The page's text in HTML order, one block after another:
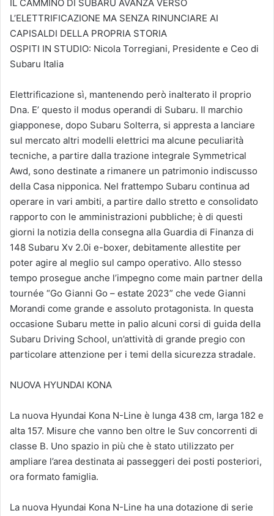
IL CAMMINO DI SUBARU AVANZA VERSO
L’ELETTRIFICAZIONE MA SENZA RINUNCIARE AI
CAPISALDI DELLA PROPRIA STORIA
OSPITI IN STUDIO: Nicola Torregiani, Presidente e Ceo di
Subaru Italia
Elettrificazione sì, mantenendo però inalterato il proprio
Dna. E’ questo il modus operandi di Subaru. Il marchio
giapponese, dopo Subaru Solterra, si appresta a lanciare
sul mercato altri modelli elettrici ma alcune peculiarità
tecniche, a partire dalla trazione integrale Symmetrical
Awd, sono destinate a rimanere un patrimonio indiscusso
della Casa nipponica. Nel frattempo Subaru continua ad
operare in vari ambiti, a partire dallo stretto e consolidato
rapporto con le amministrazioni pubbliche; è di questi
giorni la notizia della consegna alla Guardia di Finanza di
148 Subaru Xv 2.0i e-boxer, debitamente allestite per
poter agire al meglio sul campo operativo. Allo stesso
tempo prosegue anche l’impegno come main partner della
tournée “Go Gianni Go – estate 2023” che vede Gianni
Morandi come grande e assoluto protagonista. In questa
occasione Subaru mette in palio alcuni corsi di guida della
Subaru Driving School, un’attività di grande pregio con
particolare attenzione per i temi della sicurezza stradale.
NUOVA HYUNDAI KONA
La nuova Hyundai Kona N-Line è lunga 438 cm, larga 182 e
alta 157. Misure che vanno ben oltre le Suv concorrenti di
classe B. Uno spazio in più che è stato utilizzato per
ampliare l’area destinata ai passeggeri dei posti posteriori,
ora formato famiglia.
La nuova Hyundai Kona N-Line ha una dotazione di serie